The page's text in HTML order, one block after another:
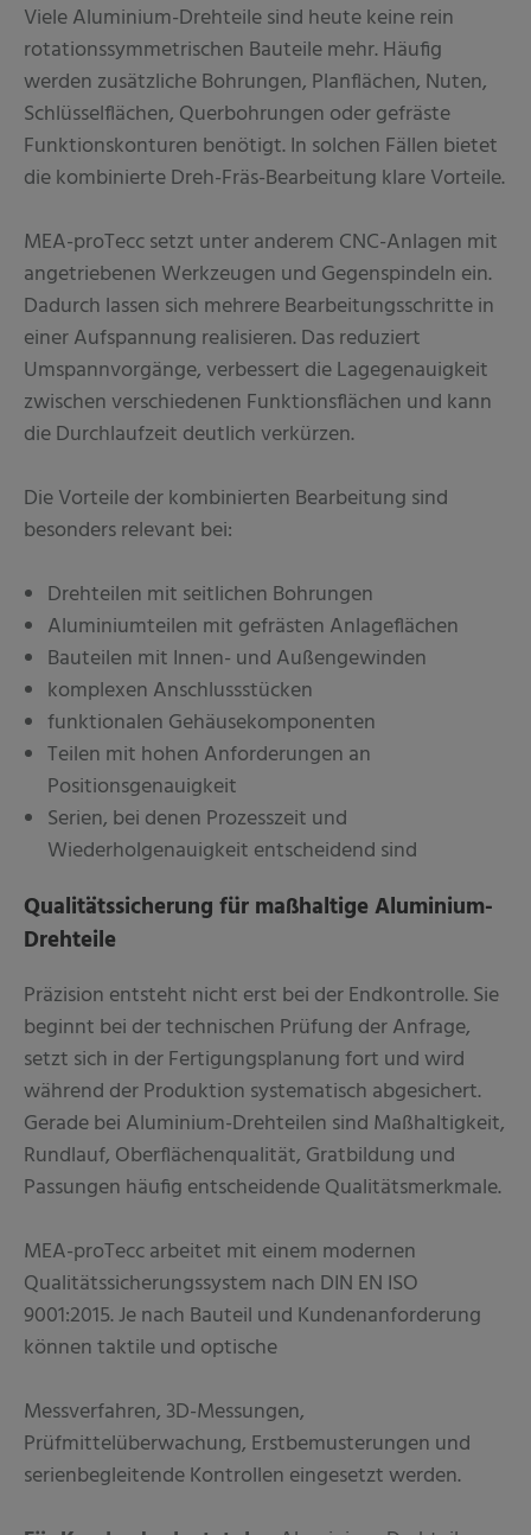
Viele Aluminium-Drehteile sind heute keine rein
rotationssymmetrischen Bauteile mehr. Häufig
werden zusätzliche Bohrungen, Planflächen, Nuten,
Schlüsselflächen, Querbohrungen oder gefräste
Funktionskonturen benötigt. In solchen Fällen bietet
die kombinierte Dreh-Fräs-Bearbeitung klare Vorteile.
MEA-proTecc setzt unter anderem CNC-Anlagen mit
angetriebenen Werkzeugen und Gegenspindeln ein.
Dadurch lassen sich mehrere Bearbeitungsschritte in
einer Aufspannung realisieren. Das reduziert
Umspannvorgänge, verbessert die Lagegenauigkeit
zwischen verschiedenen Funktionsflächen und kann
die Durchlaufzeit deutlich verkürzen.
Die Vorteile der kombinierten Bearbeitung sind
besonders relevant bei:
Drehteilen mit seitlichen Bohrungen
Aluminiumteilen mit gefrästen Anlageflächen
Bauteilen mit Innen- und Außengewinden
komplexen Anschlussstücken
funktionalen Gehäusekomponenten
Teilen mit hohen Anforderungen an
Positionsgenauigkeit
Serien, bei denen Prozesszeit und
Wiederholgenauigkeit entscheidend sind
Qualitätssicherung für maßhaltige Aluminium-
Drehteile
Präzision entsteht nicht erst bei der Endkontrolle. Sie
beginnt bei der technischen Prüfung der Anfrage,
setzt sich in der Fertigungsplanung fort und wird
während der Produktion systematisch abgesichert.
Gerade bei Aluminium-Drehteilen sind Maßhaltigkeit,
Rundlauf, Oberflächenqualität, Gratbildung und
Passungen häufig entscheidende Qualitätsmerkmale.
MEA-proTecc arbeitet mit einem modernen
Qualitätssicherungssystem nach DIN EN ISO
9001:2015. Je nach Bauteil und Kundenanforderung
können taktile und optische
Messverfahren, 3D-Messungen,
Prüfmittelüberwachung, Erstbemusterungen und
serienbegleitende Kontrollen eingesetzt werden.